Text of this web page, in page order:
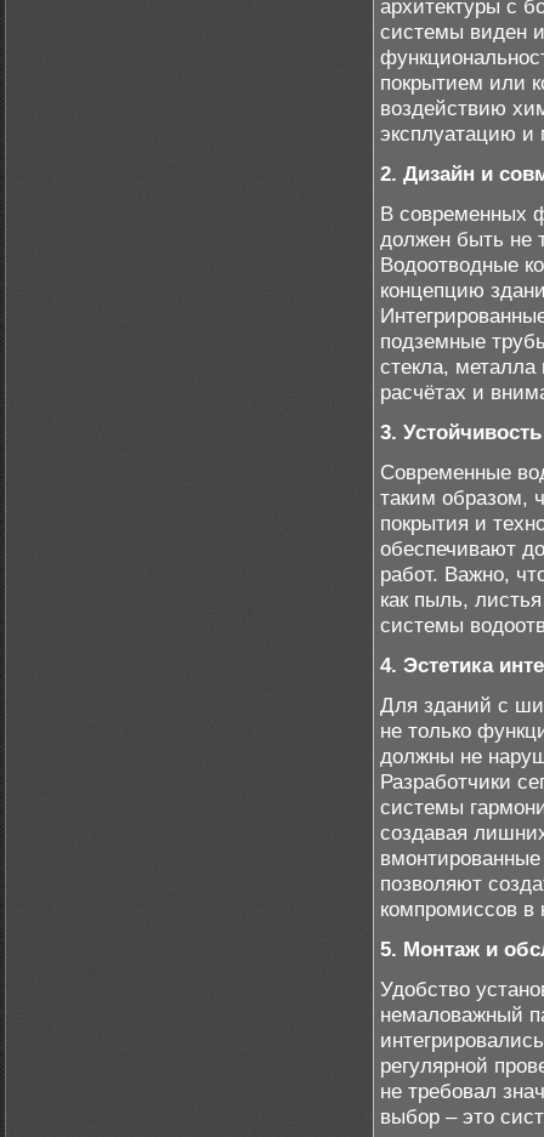
архитектуры с
системы виден
покрытием или
воздействию
эксплуатацию и
2. Дизайн и
В современных
должен быть не
Водоотводные
концепцию
подземные
стекла,
расчётах и
3.
Современные
таким образом,
покрытия и
обеспечивают
работ. Важно,
как пыль,
системы
4. Эстетика
Для зданий с
не только
должны не
Разработчики
системы
создавая
позволяют
компромиссов в
5. Монтаж и
Удобство
немаловажный
регулярной
не требовал
выбор – это